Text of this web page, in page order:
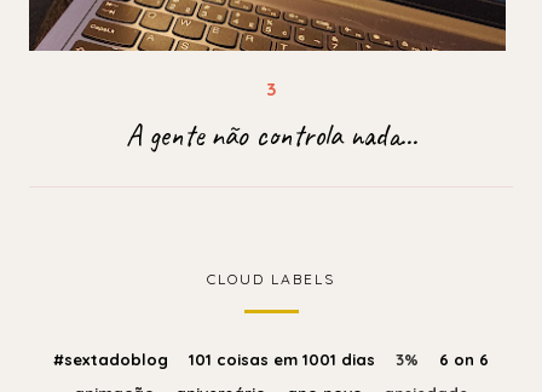
A gente não controla nada...
CLOUD LABELS
#sextadoblog 101 coisas em 1001 dias 3%
6 on 6